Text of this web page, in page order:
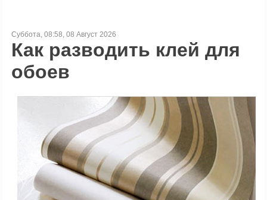
Суббота, 08:58, 08 Август 2026
Как разводить клей для
обоев